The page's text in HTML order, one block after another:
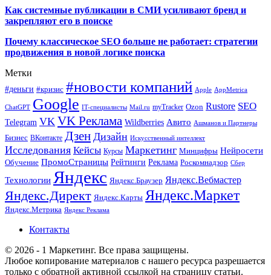
Как системные публикации в СМИ усиливают бренд и
закрепляют его в поиске
Почему классическое SEO больше не работает: стратегии
продвижения в новой логике поиска
Метки
#деньги #кризис #новости компаний Apple AppMetrica
ChatGPT Google IT-специалисты Mail.ru myTracker Ozon Rustore SEO
Telegram VK VK Реклама Wildberries Авито Ашманов и Партнеры
Бизнес ВКонтакте Дзен Дизайн Искусственный интеллект
Исследования Кейсы Курсы Маркетинг Минцифры Нейросети
Обучение ПромоСтраницы Рейтинги Реклама Роскомнадзор Сбер
Технологии Яндекс Яндекс.Браузер Яндекс.Вебмастер
Яндекс.Директ Яндекс.Карты Яндекс.Маркет
Яндекс.Метрика Яндекс Реклама
Контакты
© 2026 - 1 Маркетинг. Все права защищены.
Любое копирование материалов с нашего ресурса разрешается
только с обратной активной ссылкой на страницу статьи.